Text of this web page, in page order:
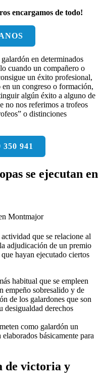
encargamos de todo!
en determinados
cuando un compañero o
un éxito profesional,
un congreso o formación,
algún éxito a alguno de
no nos referimos a trofeos
o distinciones
941
se ejecutan en
que se relacione al
adjudicación de un premio
hayan ejecutado ciertos
habitual que se empleen
empeño sobresalido y de
de los galardones que son
desigualdad derechos
como galardón un
básicamente para
de victoria y